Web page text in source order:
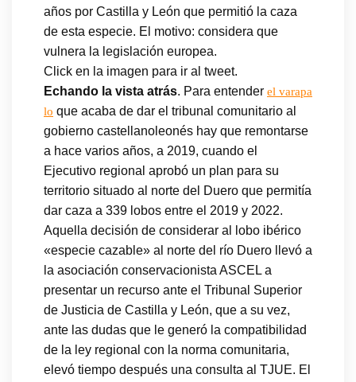
años por Castilla y León que permitió la caza
de esta especie. El motivo: considera que
vulnera la legislación europea.
Click en la imagen para ir al tweet.
Echando la vista atrás. Para entender el varapa
lo que acaba de dar el tribunal comunitario al
gobierno castellanoleonés hay que remontarse
a hace varios años, a 2019, cuando el
Ejecutivo regional aprobó un plan para su
territorio situado al norte del Duero que permitía
dar caza a 339 lobos entre el 2019 y 2022.
Aquella decisión de considerar al lobo ibérico
«especie cazable» al norte del río Duero llevó a
la asociación conservacionista ASCEL a
presentar un recurso ante el Tribunal Superior
de Justicia de Castilla y León, que a su vez,
ante las dudas que le generó la compatibilidad
de la ley regional con la norma comunitaria,
elevó tiempo después una consulta al TJUE. El